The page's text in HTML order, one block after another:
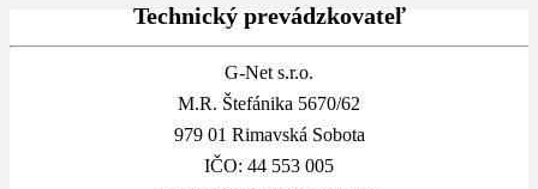
Technický prevádzkovateľ
G-Net s.r.o.
M.R. Štefánika 5670/62
979 01 Rimavská Sobota
IČO: 44 553 005